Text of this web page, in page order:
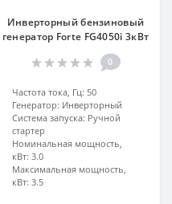
Инверторный бензиновый
генератор Forte FG4050i 3кВт
0
Частота тока, Гц: 50
Генератор: Инверторный
Система запуска: Ручной
стартер
Номинальная мощность,
кВт: 3.0
Максимальная мощность,
кВт: 3.5